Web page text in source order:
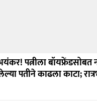
पत्नीला बॉयफ्रेंडसोबत
पतीने काढला काटा;